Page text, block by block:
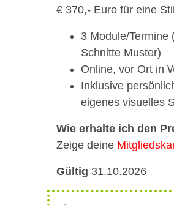
€ 370,- Euro für eine
3 Module/Termine
Schnitte Muster)
Online, vor Ort in
Inklusive
eigenes visuelles
Wie erhalte ich den
Zeige deine
Gültig 31.10.2026